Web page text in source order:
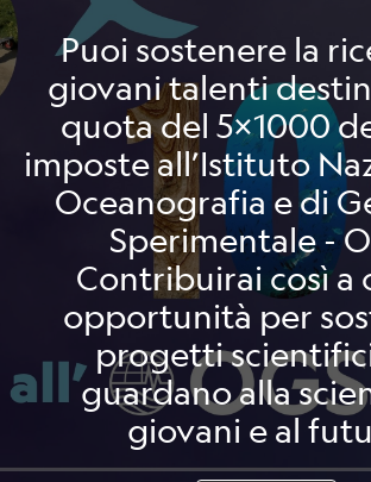
Puoi sostenere la
giovani talenti
quota del 5x1000
imposte all’Istituto
Oceanografia e di
Sperimentale -
Contribuirai così a
opportunità per
progetti
guardano alla
giovani e al